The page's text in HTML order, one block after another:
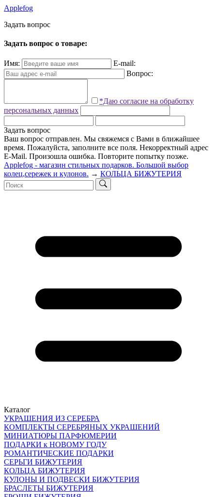
Applefog
Задать вопрос
Задать вопрос о товаре:
Имя:
E-mail:
Вопрос:
*Даю согласие на обработку
персональных данных
Задать вопрос
Ваш вопрос отправлен. Мы свяжемся с Вами в ближайшее
время. Пожалуйста, заполните все поля. Некорректный адрес
E-Mail. Произошла ошибка. Повторите попытку позже.
Applefog - магазин стильных подарков. Большой выбор
колец,сережек и кулонов. → КОЛЬЦА БИЖУТЕРИЯ
Каталог
УКРАШЕНИЯ ИЗ СЕРЕБРА
КОМПЛЕКТЫ СЕРЕБРЯНЫХ УКРАШЕНИЙ
МИНИАТЮРЫ ПАРФЮМЕРИИ
ПОДАРКИ к НОВОМУ ГОДУ
РОМАНТИЧЕСКИЕ ПОДАРКИ
СЕРЬГИ БИЖУТЕРИЯ
КОЛЬЦА БИЖУТЕРИЯ
КУЛОНЫ И ПОДВЕСКИ БИЖУТЕРИЯ
БРАСЛЕТЫ БИЖУТЕРИЯ